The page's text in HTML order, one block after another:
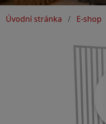
Úvodní stránka E-shop